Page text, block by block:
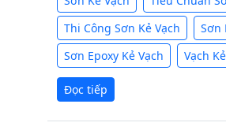
Thi Công Sơn Kẻ Vạch
Sơn
Sơn Epoxy Kẻ Vạch
Vạch
Đọc tiếp